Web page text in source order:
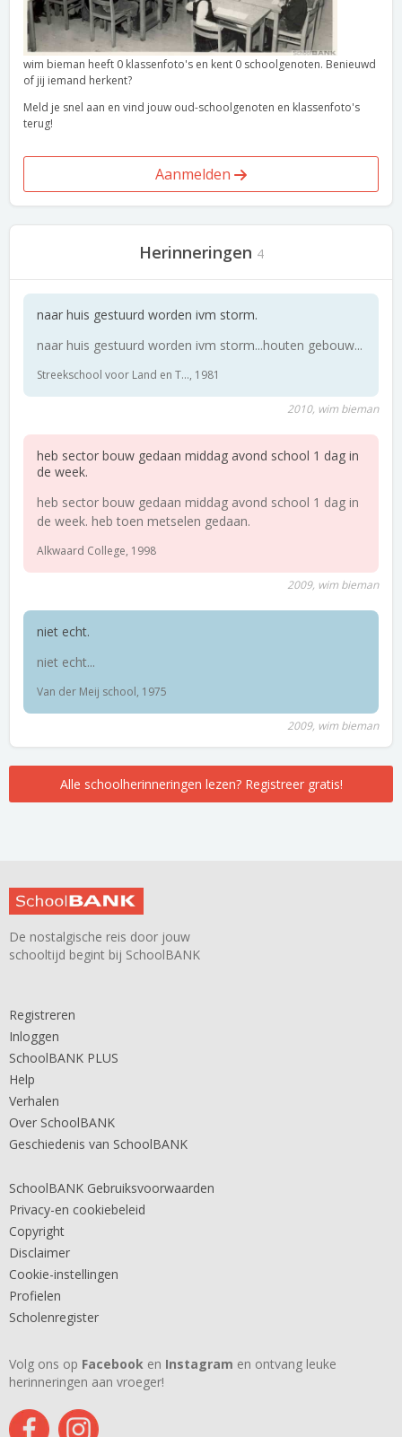
wim bieman heeft 0 klassenfoto's en kent 0 schoolgenoten. Benieuwd
of jij iemand herkent?
Meld je snel aan en vind jouw oud-schoolgenoten en klassenfoto's
terug!
Aanmelden
Herinneringen 4
naar huis gestuurd worden ivm storm.
naar huis gestuurd worden ivm storm...houten gebouw...
Streekschool voor Land en T..., 1981
2010, wim bieman
heb sector bouw gedaan middag avond school 1 dag in
de week.
heb sector bouw gedaan middag avond school 1 dag in
de week. heb toen metselen gedaan.
Alkwaard College, 1998
2009, wim bieman
niet echt.
niet echt...
Van der Meij school, 1975
2009, wim bieman
Alle schoolherinneringen lezen? Registreer gratis!
De nostalgische reis door jouw
schooltijd begint bij SchoolBANK
Registreren
Inloggen
SchoolBANK PLUS
Help
Verhalen
Over SchoolBANK
Geschiedenis van SchoolBANK
SchoolBANK Gebruiksvoorwaarden
Privacy-en cookiebeleid
Copyright
Disclaimer
Cookie-instellingen
Profielen
Scholenregister
Volg ons op Facebook en Instagram en ontvang leuke
herinneringen aan vroeger!